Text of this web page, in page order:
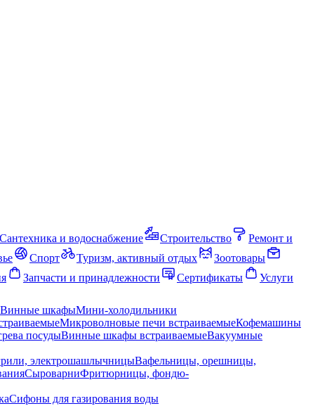
Сантехника и водоснабжение Строительство
Ремонт и
Спорт Туризм, активный отдых
Зоотовары
Запчасти и принадлежности Сертификаты
Услуги
Винные шкафыМини-холодильники
Микроволновые печи встраиваемыеКофемашины
посудыВинные шкафы встраиваемыеВакуумные
электрошашлычницыВафельницы, орешницы,
СыроварниФритюрницы, фондю-
Сифоны для газирования воды